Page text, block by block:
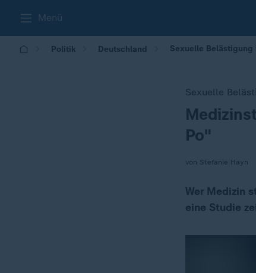
Menü
Politik Deutschland Sexuelle Belästigung
Sexuelle
:
Po"
von Stefanie Hayn
Wer Medizin
eine Studie